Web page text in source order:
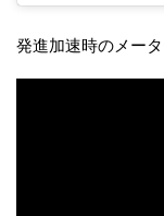
発進加速時のメー